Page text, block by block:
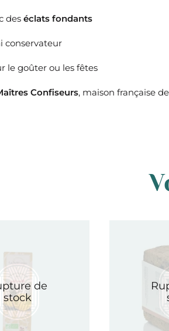
des éclats fondants
conservateur
le goûter ou les fêtes
Confiseurs, maison française
de
stock